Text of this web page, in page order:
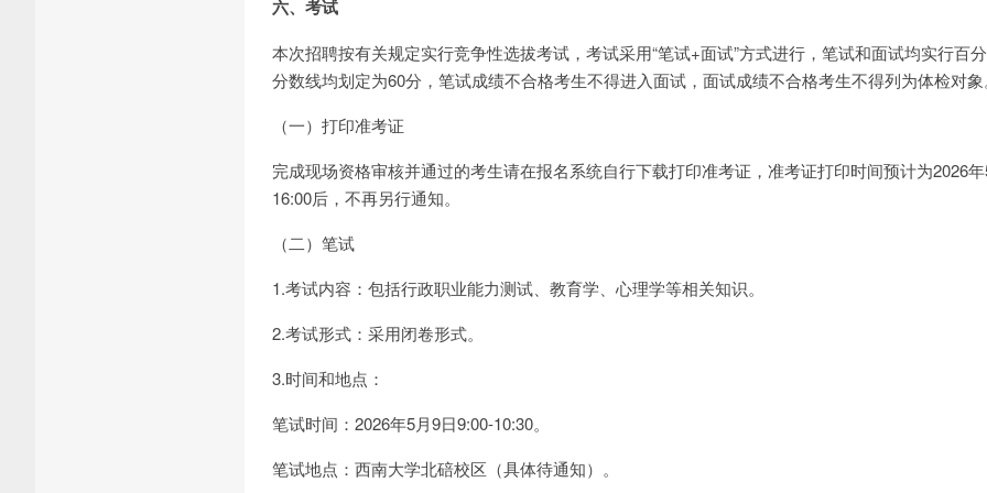
六、考试
本次招聘按有关规定实行竞争性选拔考试，考试采用“笔试+面试”方式进行，笔试和面试均实行百
分数线均划定为60分，笔试成绩不合格考生不得进入面试，面试成绩不合格考生不得列为体检对象
（一）打印准考证
完成现场资格审核并通过的考生请在报名系统自行下载打印准考证，准考证打印时间预计为2026
16:00后，不再另行通知。
（二）笔试
1.考试内容：包括行政职业能力测试、教育学、心理学等相关知识。
2.考试形式：采用闭卷形式。
3.时间和地点：
笔试时间：2026年5月9日9:00-10:30。
笔试地点：西南大学北碚校区（具体待通知）。